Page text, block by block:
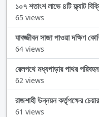
১০৭ শতাংশ লাভে ৪টি ফ্ল্যাট
65 views
যাবজ্জীবন সাজা পাওয়া দক্ষিণ
64 views
রেলপথে মধ্যপাড়ার পাথর
62 views
রাজশাহী উন্নয়ন কর্তৃপক্ষের
61 views